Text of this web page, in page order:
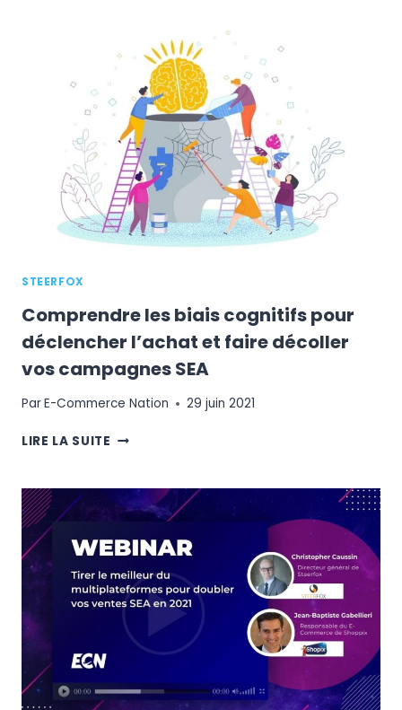
JUILLET
STEERFOX
Comprendre les biais cognitifs pour
déclencher l’achat et faire décoller
vos campagnes SEA
ParE-Commerce Nation 29 juin 2021
LIRE LA SUITE COMPRENDRE
COGNITIFS
POUR
L’ACHAT
ET
FAIRE
DÉCOLLER
VOS
CAMPAGNES